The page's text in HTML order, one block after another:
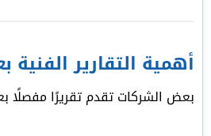
أهمية التقارير
بعض الشركات تقدم تقريرًا